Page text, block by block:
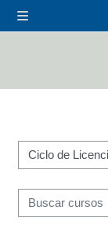
Categorías